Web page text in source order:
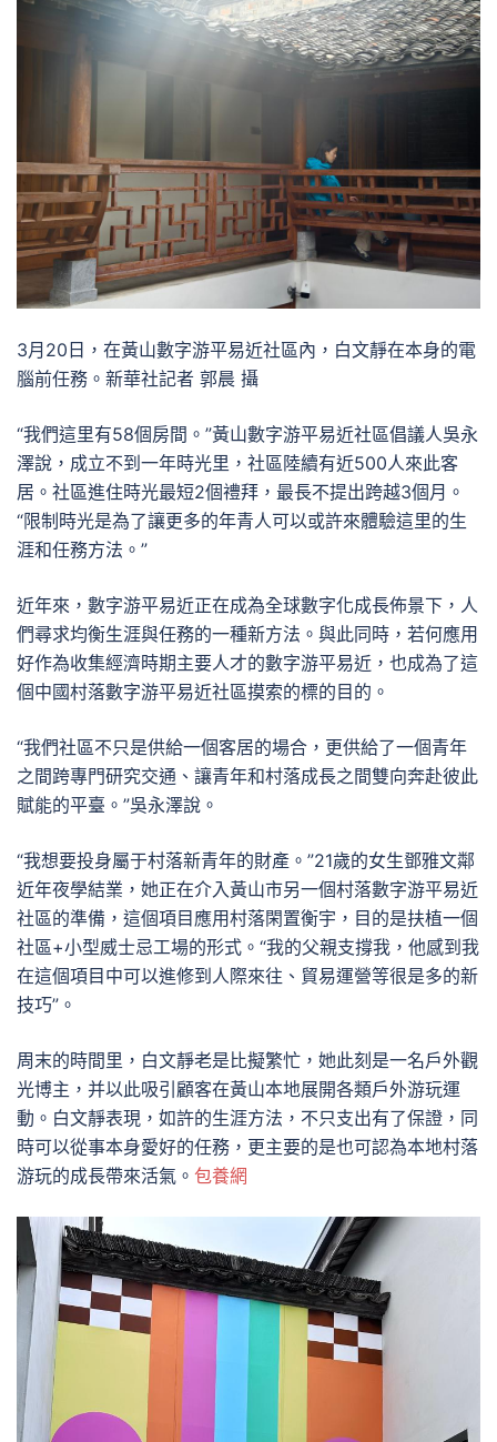
3月20日，在黃山數字游平易近社區內，白文靜在本身的電
腦前任務。新華社記者 郭晨 攝
“我們這里有58個房間。”黃山數字游平易近社區倡議人吳永
澤說，成立不到一年時光里，社區陸續有近500人來此客
居。社區進住時光最短2個禮拜，最長不提出跨越3個月。
“限制時光是為了讓更多的年青人可以或許來體驗這里的生
涯和任務方法。”
近年來，數字游平易近正在成為全球數字化成長佈景下，人
們尋求均衡生涯與任務的一種新方法。與此同時，若何應用
好作為收集經濟時期主要人才的數字游平易近，也成為了這
個中國村落數字游平易近社區摸索的標的目的。
“我們社區不只是供給一個客居的場合，更供給了一個青年
之間跨專門研究交通、讓青年和村落成長之間雙向奔赴彼此
賦能的平臺。”吳永澤說。
“我想要投身屬于村落新青年的財產。”21歲的女生鄧雅文鄰
近年夜學結業，她正在介入黃山市另一個村落數字游平易近
社區的準備，這個項目應用村落閑置衡宇，目的是扶植一個
社區+小型威士忌工場的形式。“我的父親支撐我，他感到我
在這個項目中可以進修到人際來往、貿易運營等很是多的新
技巧”。
周末的時間里，白文靜老是比擬繁忙，她此刻是一名戶外觀
光博主，并以此吸引顧客在黃山本地展開各類戶外游玩運
動。白文靜表現，如許的生涯方法，不只支出有了保證，同
時可以從事本身愛好的任務，更主要的是也可認為本地村落
游玩的成長帶來活氣。 包養網